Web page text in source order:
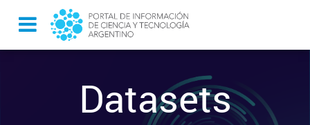
Datasets